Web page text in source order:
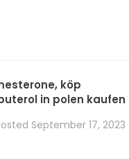
köp
in polen kaufen
September 17, 2023